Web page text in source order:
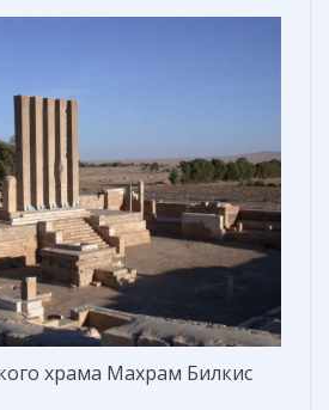
храма Махрам Билкис